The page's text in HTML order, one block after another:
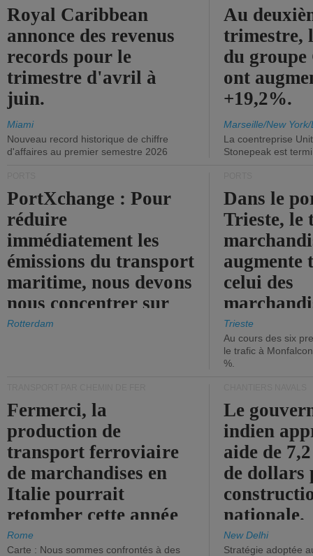
Royal Caribbean
annonce des revenus
records pour le
trimestre d'avril à
juin.
Miami
Nouveau record historique de chiffre
d'affaires au premier semestre 2026
Au
trimestre,
du
ont
+19,2%.
Marseille/New
La coentreprise
Stonepeak est
PortXchange : Pour
réduire
immédiatement les
émissions du transport
maritime, nous devons
nous concentrer sur
les ports.
Rotterdam
Dans le
Trieste, le
augmente
celui des
diminue.
Trieste
Au cours des six
le trafic à
%.
Fermerci, la
production de
transport ferroviaire
de marchandises en
Italie pourrait
retomber cette année
aux niveaux de 2015.
Rome
Carte : Nous sommes confrontés à des
Le
indien
aide de
de dollars
nationale.
New Delhi
Stratégie adoptée